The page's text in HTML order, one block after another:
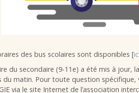
des bus scolaires sont disponibles [ici
du secondaire (9-11e) a été mis à
du matin. Pour toute question
via le site Internet de l’association